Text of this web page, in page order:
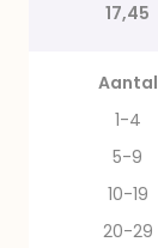
17,45
Aantal
1-4
5-9
10-19
20-29